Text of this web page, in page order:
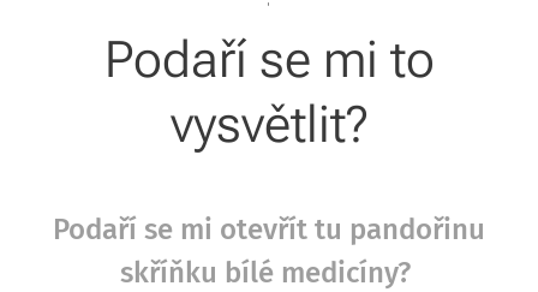
Podaří se mi to
vysvětlit?
Podaří se mi otevřít tu pandořinu
skříňku bílé medicíny?